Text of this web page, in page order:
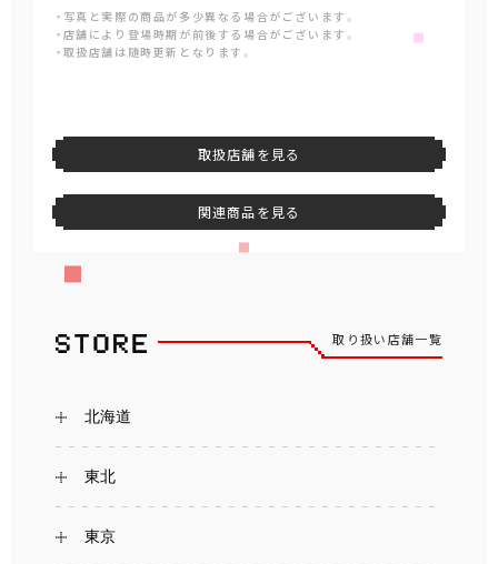
・写真と実際の商品が多少異なる場合がございます。
・店舗により登場時期が前後する場合がございます。
・取扱店舗は随時更新となります。
取扱店舗を見る
関連商品を見る
取り扱い店舗一覧
北海道
東北
東京